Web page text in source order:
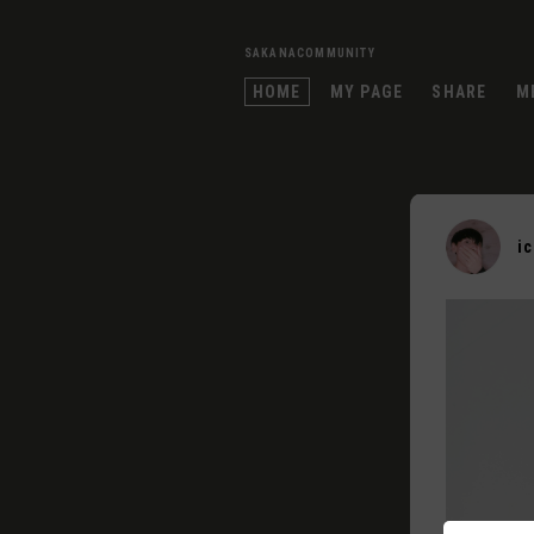
SAKANACOMMUNITY
HOME MY PAGE SHARE